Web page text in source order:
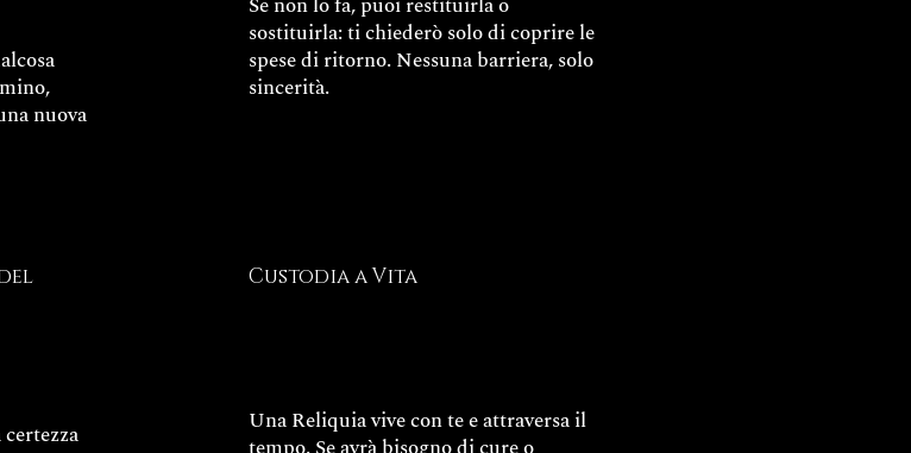
nuova
sostituirla: ti chiederò solo di coprire le
spese di ritorno. Nessuna barriera, solo
sincerità.
Custodia a Vita
Una Reliquia vive con te e attraversa il